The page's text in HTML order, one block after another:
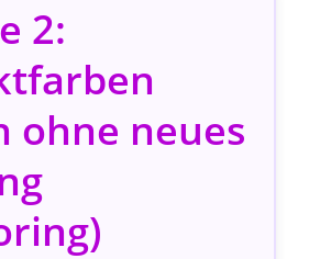
2:
ohne neues